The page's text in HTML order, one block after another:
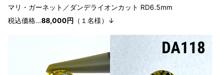
マリ・ガーネット／ダンデライオンカット RD6.5mm
税込価格…88,000円 （１ 名様）↓